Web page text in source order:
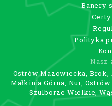
Banery
Polityka
Nasz
Ostrów Mazowiecka,
Małkinia Górna, Nur,
Szulborze Wielkie,